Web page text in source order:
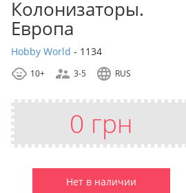
Колонизаторы.
Европа
Hobby World - 1134
10+ 3-5 RUS
0 грн
Нет в наличии